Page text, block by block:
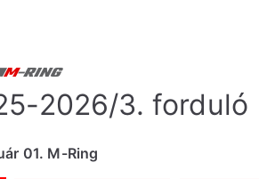
2026/3. forduló
01. M-Ring